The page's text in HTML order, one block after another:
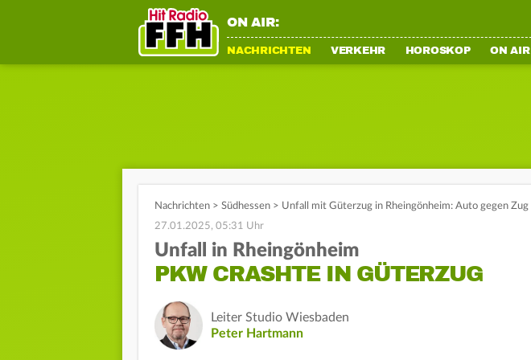
ON AIR:
NACHRICHTEN VERKEHR HOROSKOP ON AIR
Nachrichten > Südhessen > Unfall mit Güterzug in Rheingönheim: Auto gegen Zug
27.01.2025, 05:31 Uhr
Unfall in Rheingönheim
PKW CRASHTE IN GÜTERZUG
Leiter Studio Wiesbaden
Peter Hartmann